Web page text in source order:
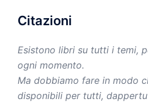
Citazioni
Esistono libri su tutti i temi,
ogni momento.
Ma dobbiamo fare in modo
disponibili per tutti,